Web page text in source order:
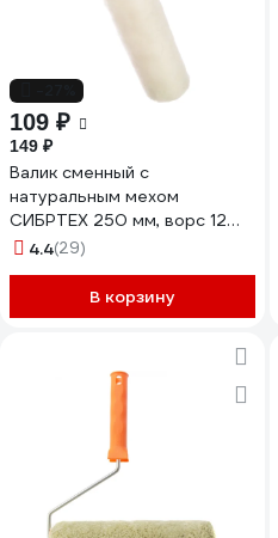
109 ₽
149 ₽
Валик сменный с
натуральным мехом
СИБРТЕХ 250 мм, ворс 12
мм, D 48 мм, D ручки - 6 мм,
4.4(29)
В корзину